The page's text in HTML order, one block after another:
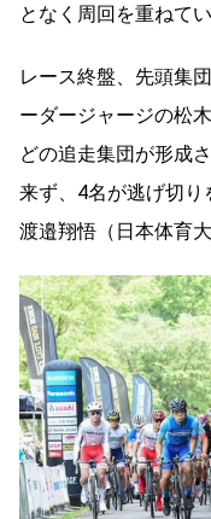
となく周回を重ねてい
レース終盤、先頭集
ーダージャージの松
どの追走集団が形成
来ず、4名が逃げ切
渡邉翔悟（日本体育